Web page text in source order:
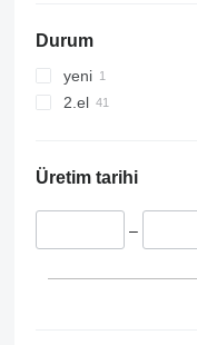
Durum
yeni
2.el
Üretim tarihi
–